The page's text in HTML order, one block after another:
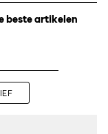
beste artikelen